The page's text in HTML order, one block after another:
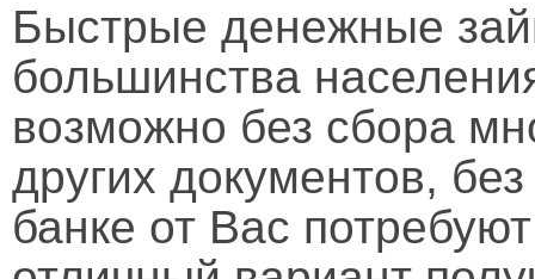
Быстрые денежные
большинства
возможно без сбора
других документов,
банке от Вас